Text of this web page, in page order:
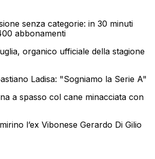
senza categorie: in 30 minuti
abbonamenti
organico ufficiale della stagione
Ladisa: "Sogniamo la Serie A"
a spasso col cane minacciata con
l’ex Vibonese Gerardo Di Gilio